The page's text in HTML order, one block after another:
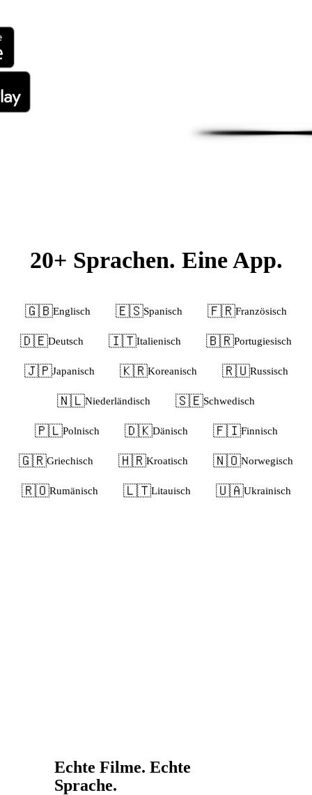
20+ Sprachen. Eine App.
🇬🇧Englisch 🇪🇸Spanisch 🇫🇷Französisch
🇩🇪Deutsch 🇮🇹Italienisch 🇧🇷Portugiesisch
🇯🇵Japanisch 🇰🇷Koreanisch 🇷🇺Russisch
🇳🇱Niederländisch 🇸🇪Schwedisch
🇵🇱Polnisch 🇩🇰Dänisch 🇫🇮Finnisch
🇬🇷Griechisch 🇭🇷Kroatisch 🇳🇴Norwegisch
🇷🇴Rumänisch 🇱🇹Litauisch 🇺🇦Ukrainisch
Echte Filme. Echte
Sprache.